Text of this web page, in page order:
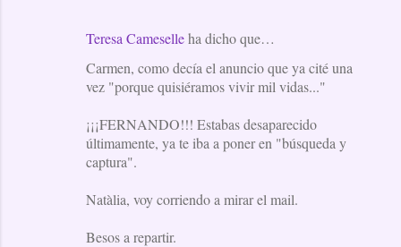
Teresa Cameselleha dicho que…
Carmen, como decía el anuncio que ya cité una
vez "porque quisiéramos vivir mil vidas..."
¡¡¡FERNANDO!!! Estabas desaparecido
últimamente, ya te iba a poner en "búsqueda y
captura".
Natàlia, voy corriendo a mirar el mail.
Besos a repartir.